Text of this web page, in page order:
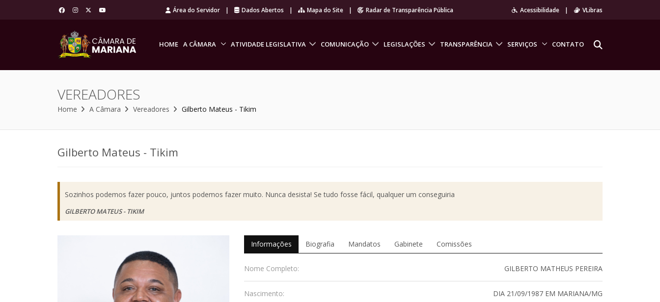
Área do Servidor | Dados Abertos | Mapa do Site | Radar de Transparência Pública Acessibilidade | VLibras
HOME A CÂMARA ATIVIDADE LEGISLATIVA COMUNICAÇÃO LEGISLAÇÕES TRANSPARÊNCIA SERVIÇOS CONTATO
VEREADORES
Home A Câmara Vereadores Gilberto Mateus - Tikim
Gilberto Mateus - Tikim
Sozinhos podemos fazer pouco, juntos podemos fazer muito. Nunca desista! Se tudo fosse fácil, qualquer um conseguiria
GILBERTO MATEUS - TIKIM
Informações Biografia Mandatos Gabinete Comissões
Nome Completo: GILBERTO MATHEUS PEREIRA
Nascimento: DIA 21/09/1987 EM MARIANA/MG